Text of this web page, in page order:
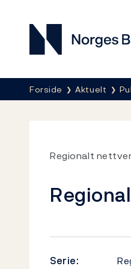
Norges
Her er du nå:
Forside Aktuelt
Regionalt
Serie: